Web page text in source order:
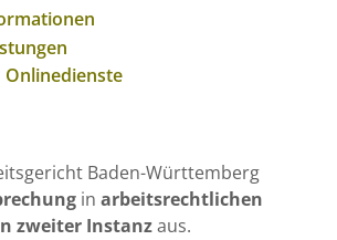
Baden-Württemberg
in arbeitsrechtlichen
zweiter Instanzaus.